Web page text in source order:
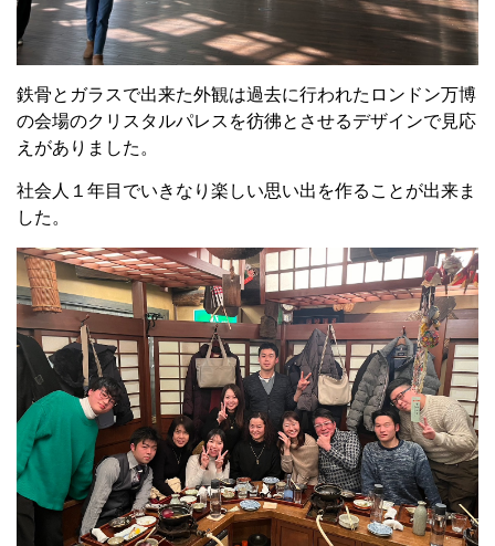
鉄骨とガラスで出来た外観は過去に行われたロンドン万博
の会場のクリスタルパレスを彷彿とさせるデザインで見応
えがありました。
社会人１年目でいきなり楽しい思い出を作ることが出来ま
した。